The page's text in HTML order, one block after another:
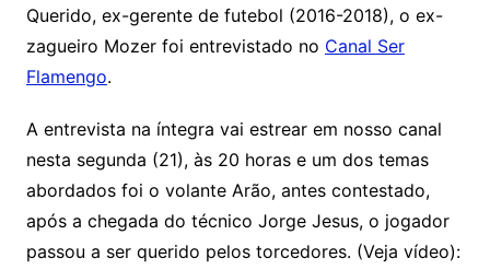
Querido, ex-gerente de futebol (2016-2018), o ex-
zagueiro Mozer foi entrevistado no Canal Ser
Flamengo.
A entrevista na íntegra vai estrear em nosso canal
nesta segunda (21), às 20 horas e um dos temas
abordados foi o volante Arão, antes contestado,
após a chegada do técnico Jorge Jesus, o jogador
passou a ser querido pelos torcedores. (Veja vídeo):